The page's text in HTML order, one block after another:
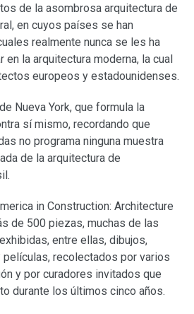
de la asombrosa arquitectura de
en cuyos países se han
realmente nunca se les ha
en la arquitectura moderna, la cual
europeos y estadounidenses.
Nueva York, que formula la
sí mismo, recordando que
no programa ninguna muestra
de la arquitectura de
in Construction: Architecture
de 500 piezas, muchas de las
entre ellas, dibujos,
recolectados por varios
y por curadores invitados que
durante los últimos cinco años.